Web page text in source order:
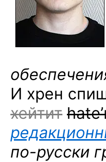
И хрен
хейтит
по-русски